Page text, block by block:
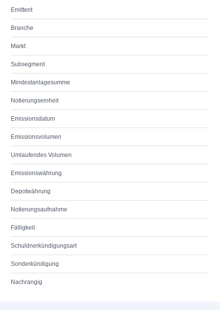
Emittent
Branche
Markt
Subsegment
Mindestanlagesumme
Notierungseinheit
Emissionsdatum
Emissionsvolumen
Umlaufendes Volumen
Emissionswährung
Depotwährung
Notierungsaufnahme
Fälligkeit
Schuldnerkündigungsart
Sonderkündigung
Nachrangig